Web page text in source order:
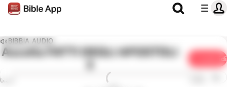
BIBBIA AUDIO
Ascolta FATTI DEGLI APOSTOLI
Condividi
0:00